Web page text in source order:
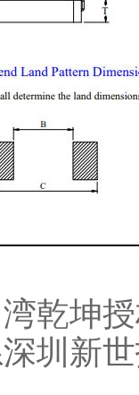
乾坤
圳新